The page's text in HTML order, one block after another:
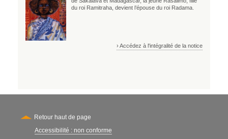
du roi Ramitraha, devient l’épouse du roi Radama.
› Accédez à l'intégralité de la notice
Retour haut de page
Secondary
Accessibilité : non conforme